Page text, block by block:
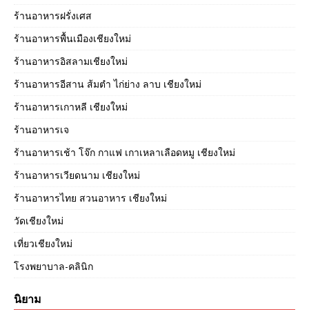
ร้านอาหารฝรั่งเศส
ร้านอาหารพื้นเมืองเชียงใหม่
ร้านอาหารอิสลามเชียงใหม่
ร้านอาหารอีสาน ส้มตำ ไก่ย่าง ลาบ เชียงใหม่
ร้านอาหารเกาหลี เชียงใหม่
ร้านอาหารเจ
ร้านอาหารเช้า โจ๊ก กาแฟ เกาเหลาเลือดหมู เชียงใหม่
ร้านอาหารเวียดนาม เชียงใหม่
ร้านอาหารไทย สวนอาหาร เชียงใหม่
วัดเชียงใหม่
เที่ยวเชียงใหม่
โรงพยาบาล-คลินิก
นิยาม